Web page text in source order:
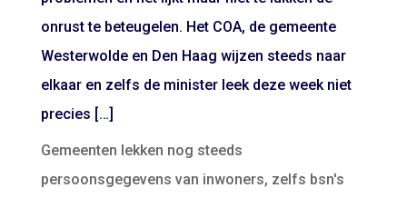
onrust te beteugelen. Het COA, de gemeente
Westerwolde en Den Haag wijzen steeds naar
elkaar en zelfs de minister leek deze week niet
precies […]
Gemeenten lekken nog steeds
persoonsgegevens van inwoners, zelfs bsn's